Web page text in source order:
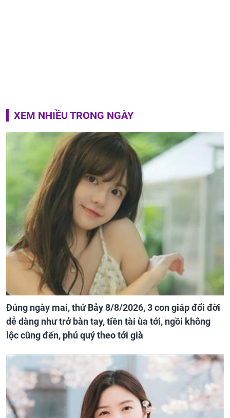
XEM NHIỀU TRONG NGÀY
Đúng ngày mai, thứ Bảy 8/8/2026, 3 con giáp đổi đời
dễ dàng như trở bàn tay, tiền tài ùa tới, ngồi không
lộc cũng đến, phú quý theo tới già